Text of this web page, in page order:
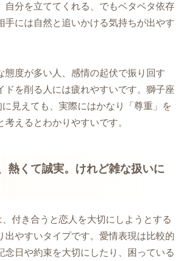
自分を立ててくれる、でもベタベタ依存
手には自然と追いかける気持ちが出やす
態度が多い人、感情の起伏で振り回す
ドを削る人には疲れやすいです。獅子座
見えても、実際にはかなり「尊重」を
考えるとわかりやすいです。
熱くて誠実。けれど雑な扱いに
付き合うと恋人を大切にしようとする
出やすいタイプです。愛情表現は比較的
念日や約束を大切にしたり、困っている